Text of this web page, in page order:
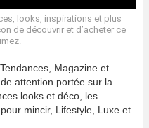
looks, inspirations et plus
de découvrir et d’acheter ce
Magazine et
attention portée sur la
looks et déco, les
mincir, Lifestyle, Luxe et